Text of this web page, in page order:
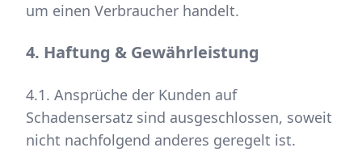
um einen Verbraucher handelt.
4. Haftung & Gewährleistung
4.1. Ansprüche der Kunden auf
Schadensersatz sind ausgeschlossen, soweit
nicht nachfolgend anderes geregelt ist.